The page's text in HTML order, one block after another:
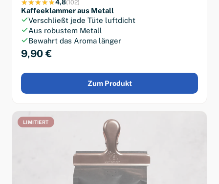
4,8(102)
Kaffeeklammer aus Metall
Verschließt jede Tüte luftdicht
Aus robustem Metall
Bewahrt das Aroma länger
9,90 €
Zum Produkt
LIMITIERT